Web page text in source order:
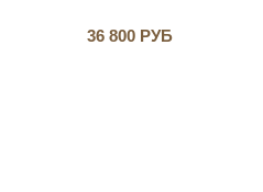
36 800 РУБ